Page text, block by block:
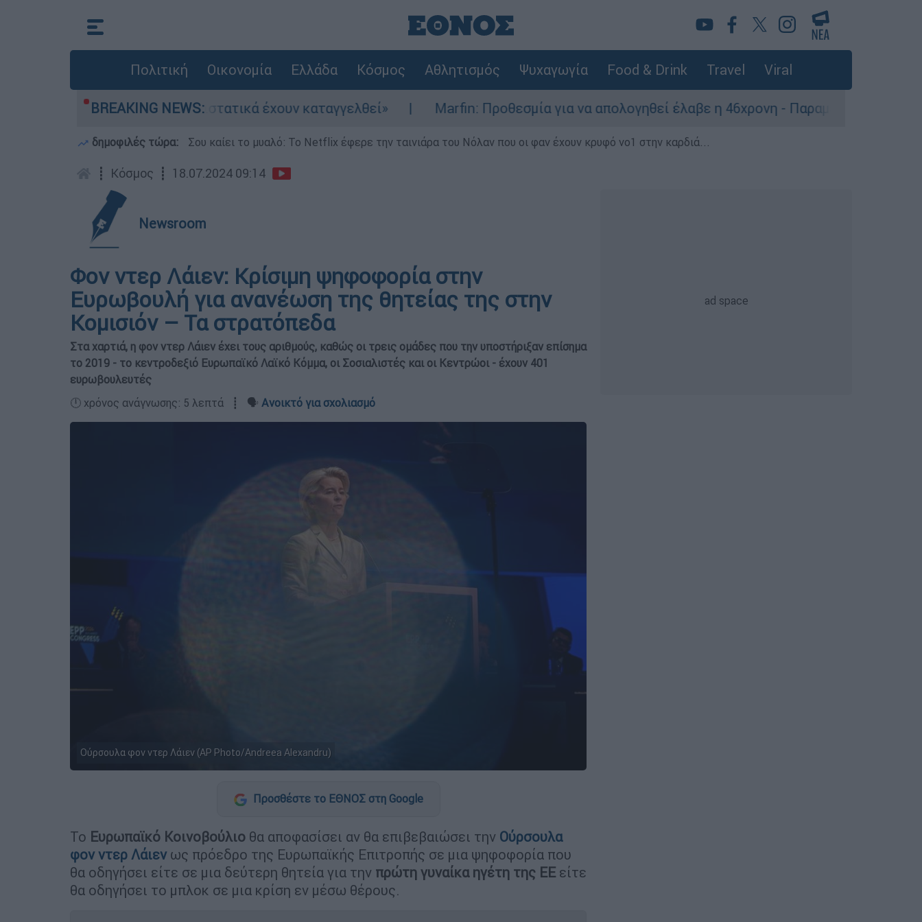
Πολιτική Οικονομία Ελλάδα Κόσμος Αθλητισμός Ψυχαγωγία Food & Drink Travel Viral
BREAKING NEWS:
- «Μόνο 3 περιστατικά έχουν καταγγελθεί» Marfin: Προθεσμία για να απολογηθεί έλαβε η 46χρονη - Παραμένει κρατούμενη
δημοφιλές τώρα: Σου καίει το μυαλό: Το Netflix έφερε την ταινιάρα του Νόλαν που οι φαν έχουν κρυφό νο1 στην καρδιά...
┋ Κόσμος ┋ 18.07.2024 09:14
Newsroom
Φον ντερ Λάιεν: Κρίσιμη ψηφοφορία στην
Ευρωβουλή για ανανέωση της θητείας της στην
Κομισιόν – Τα στρατόπεδα
Στα χαρτιά, η φον ντερ Λάιεν έχει τους αριθμούς, καθώς οι τρεις ομάδες που την υποστήριξαν επίσημα
το 2019 - το κεντροδεξιό Ευρωπαϊκό Λαϊκό Κόμμα, οι Σοσιαλιστές και οι Κεντρώοι - έχουν 401
ευρωβουλευτές
🕛 χρόνος ανάγνωσης: 5 λεπτά ┋ 🗣️ Ανοικτό για σχολιασμό
Ούρσουλα φον ντερ Λάιεν (AP Photo/Andreea Alexandru)
Προσθέστε το ΕΘΝΟΣ στη Google
Το Ευρωπαϊκό Κοινοβούλιο θα αποφασίσει αν θα επιβεβαιώσει την Ούρσουλα
φον ντερ Λάιενως πρόεδρο της Ευρωπαϊκής Επιτροπής σε μια ψηφοφορία που
θα οδηγήσει είτε σε μια δεύτερη θητεία για την πρώτη γυναίκα ηγέτη της ΕΕ είτε
θα οδηγήσει το μπλοκ σε μια κρίση εν μέσω θέρους.